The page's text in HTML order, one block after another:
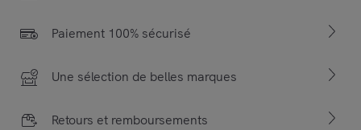
Paiement 100% sécurisé
Une sélection de belles marques
Retours et remboursements